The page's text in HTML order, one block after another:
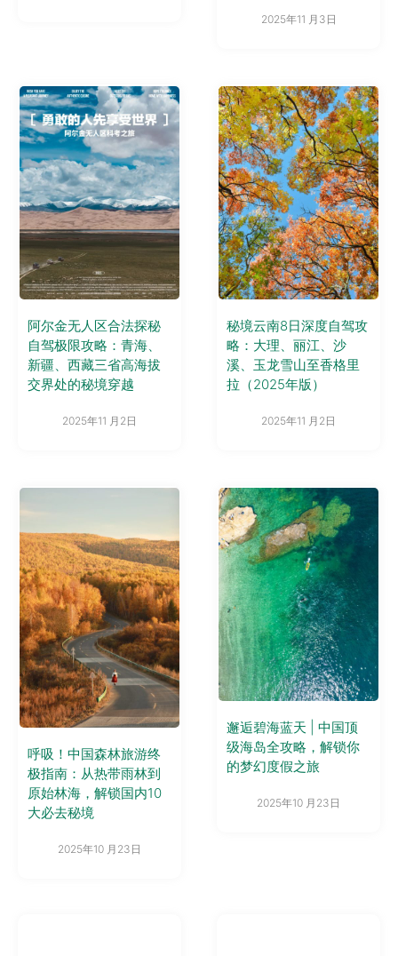
2025年11 月3日
阿尔金无人区合法探秘
自驾极限攻略：青海、
新疆、西藏三省高海拔
交界处的秘境穿越
2025年11 月2日
秘境云南8日深度自驾攻
略：大理、丽江、沙
溪、玉龙雪山至香格里
拉（2025年版）
2025年11 月2日
呼吸！中国森林旅游终
极指南：从热带雨林到
原始林海，解锁国内10
大必去秘境
2025年10 月23日
邂逅碧海蓝天 | 中国顶
级海岛全攻略，解锁你
的梦幻度假之旅
2025年10 月23日